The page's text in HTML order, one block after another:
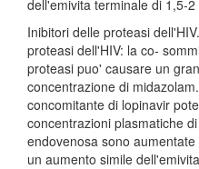
dell'emivita terminale di 1,5-2
Inibitori delle proteasi
proteasi dell'HIV: la co-
proteasi puo' causare un
concentrazione di
concomitante di lopinavir
concentrazioni plasmatiche
endovenosa sono
un aumento simile